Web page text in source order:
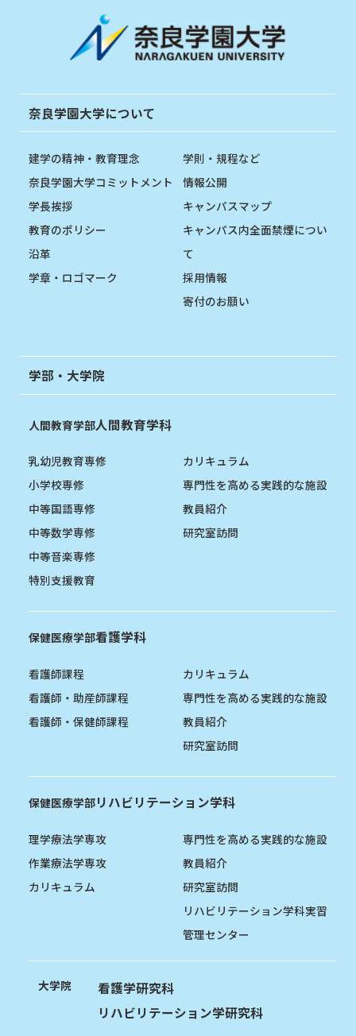
奈良学園大学について
建学の精神・教育理念
奈良学園大学コミットメント
学長挨拶
教育のポリシー
沿革
学章・ロゴマーク
学則・規程など
情報公開
キャンパスマップ
キャンパス内全面禁煙につい
て
採用情報
寄付のお願い
学部・大学院
人間教育学部人間教育学科
乳幼児教育専修
小学校専修
中等国語専修
中等数学専修
中等音楽専修
特別支援教育
カリキュラム
専門性を高める実践的な施設
教員紹介
研究室訪問
保健医療学部看護学科
看護師課程
看護師・助産師課程
看護師・保健師課程
カリキュラム
専門性を高める実践的な施設
教員紹介
研究室訪問
保健医療学部リハビリテーション学科
理学療法学専攻
作業療法学専攻
カリキュラム
専門性を高める実践的な施設
教員紹介
研究室訪問
リハビリテーション学科実習
管理センター
大学院
看護学研究科
リハビリテーション学研究科